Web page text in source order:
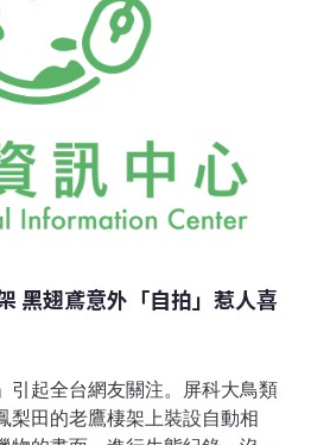
鰱相關研究結果中，顯示能限制
對水質有淨化作用。由於鯉魚潭
境供黑鰱及白鰱繁殖，所以沒有
破壞生態的疑慮。
黑翅鳶意外「自拍」惹人喜
引起全台網友關注。屏科大鳥類
梨田的老鷹棲架上裝設自動相